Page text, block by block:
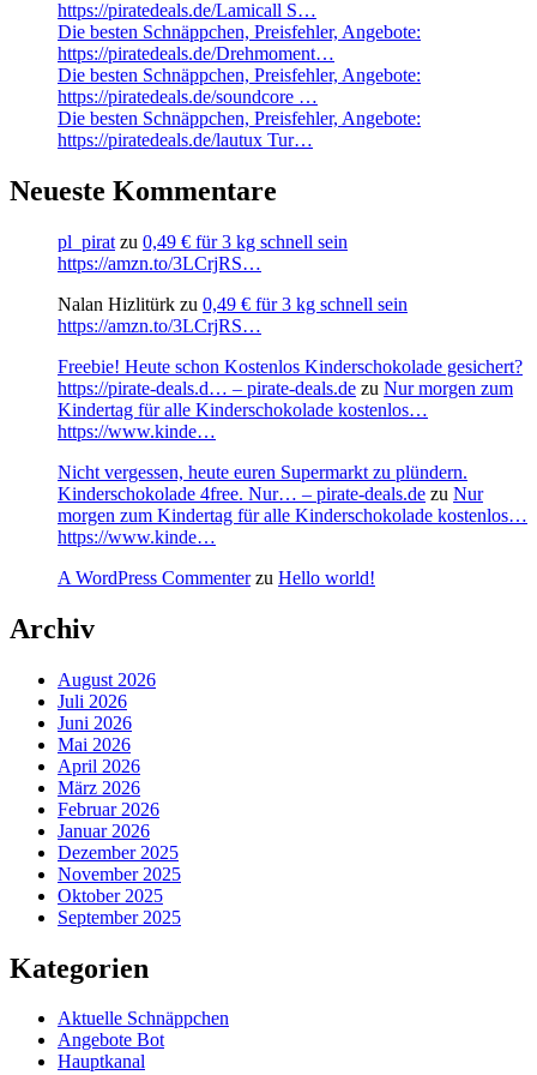
https://piratedeals.de/Lamicall S…
Die besten Schnäppchen, Preisfehler, Angebote:
https://piratedeals.de/Drehmoment…
Die besten Schnäppchen, Preisfehler, Angebote:
https://piratedeals.de/soundcore …
Die besten Schnäppchen, Preisfehler, Angebote:
https://piratedeals.de/lautux Tur…
Neueste Kommentare
pl_pirat zu 0,49 € für 3 kg schnell sein
https://amzn.to/3LCrjRS…
Nalan Hizlitürk zu 0,49 € für 3 kg schnell sein
https://amzn.to/3LCrjRS…
Freebie! Heute schon Kostenlos Kinderschokolade gesichert?
https://pirate-deals.d… – pirate-deals.de zu Nur morgen zum
Kindertag für alle Kinderschokolade kostenlos…
https://www.kinde…
Nicht vergessen, heute euren Supermarkt zu plündern.
Kinderschokolade 4free. Nur… – pirate-deals.de zu Nur
morgen zum Kindertag für alle Kinderschokolade kostenlos…
https://www.kinde…
A WordPress Commenterzu Hello world!
Archiv
August 2026
Juli 2026
Juni 2026
Mai 2026
April 2026
März 2026
Februar 2026
Januar 2026
Dezember 2025
November 2025
Oktober 2025
September 2025
Kategorien
Aktuelle Schnäppchen
Angebote Bot
Hauptkanal